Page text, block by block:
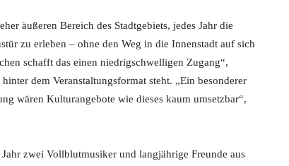
äußeren Bereich des Stadtgebiets, jedes Jahr die
zu erleben – ohne den Weg in die Innenstadt auf sich
schafft das einen niedrigschwelligen Zugang“,
dem Veranstaltungsformat steht. „Ein besonderer
wären Kulturangebote wie dieses kaum umsetzbar“,
zwei Vollblutmusiker und langjährige Freunde aus